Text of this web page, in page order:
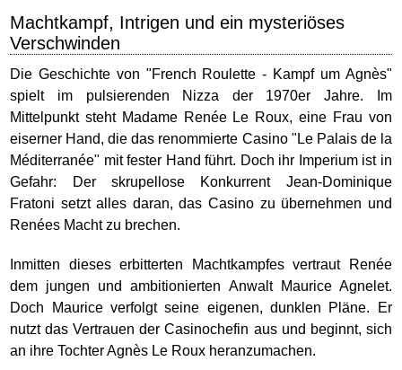
Machtkampf, Intrigen und ein mysteriöses
Verschwinden
Die Geschichte von "French Roulette - Kampf um Agnès"
spielt im pulsierenden Nizza der 1970er Jahre. Im
Mittelpunkt steht Madame Renée Le Roux, eine Frau von
eiserner Hand, die das renommierte Casino "Le Palais de la
Méditerranée" mit fester Hand führt. Doch ihr Imperium ist in
Gefahr: Der skrupellose Konkurrent Jean-Dominique
Fratoni setzt alles daran, das Casino zu übernehmen und
Renées Macht zu brechen.
Inmitten dieses erbitterten Machtkampfes vertraut Renée
dem jungen und ambitionierten Anwalt Maurice Agnelet.
Doch Maurice verfolgt seine eigenen, dunklen Pläne. Er
nutzt das Vertrauen der Casinochefin aus und beginnt, sich
an ihre Tochter Agnès Le Roux heranzumachen.